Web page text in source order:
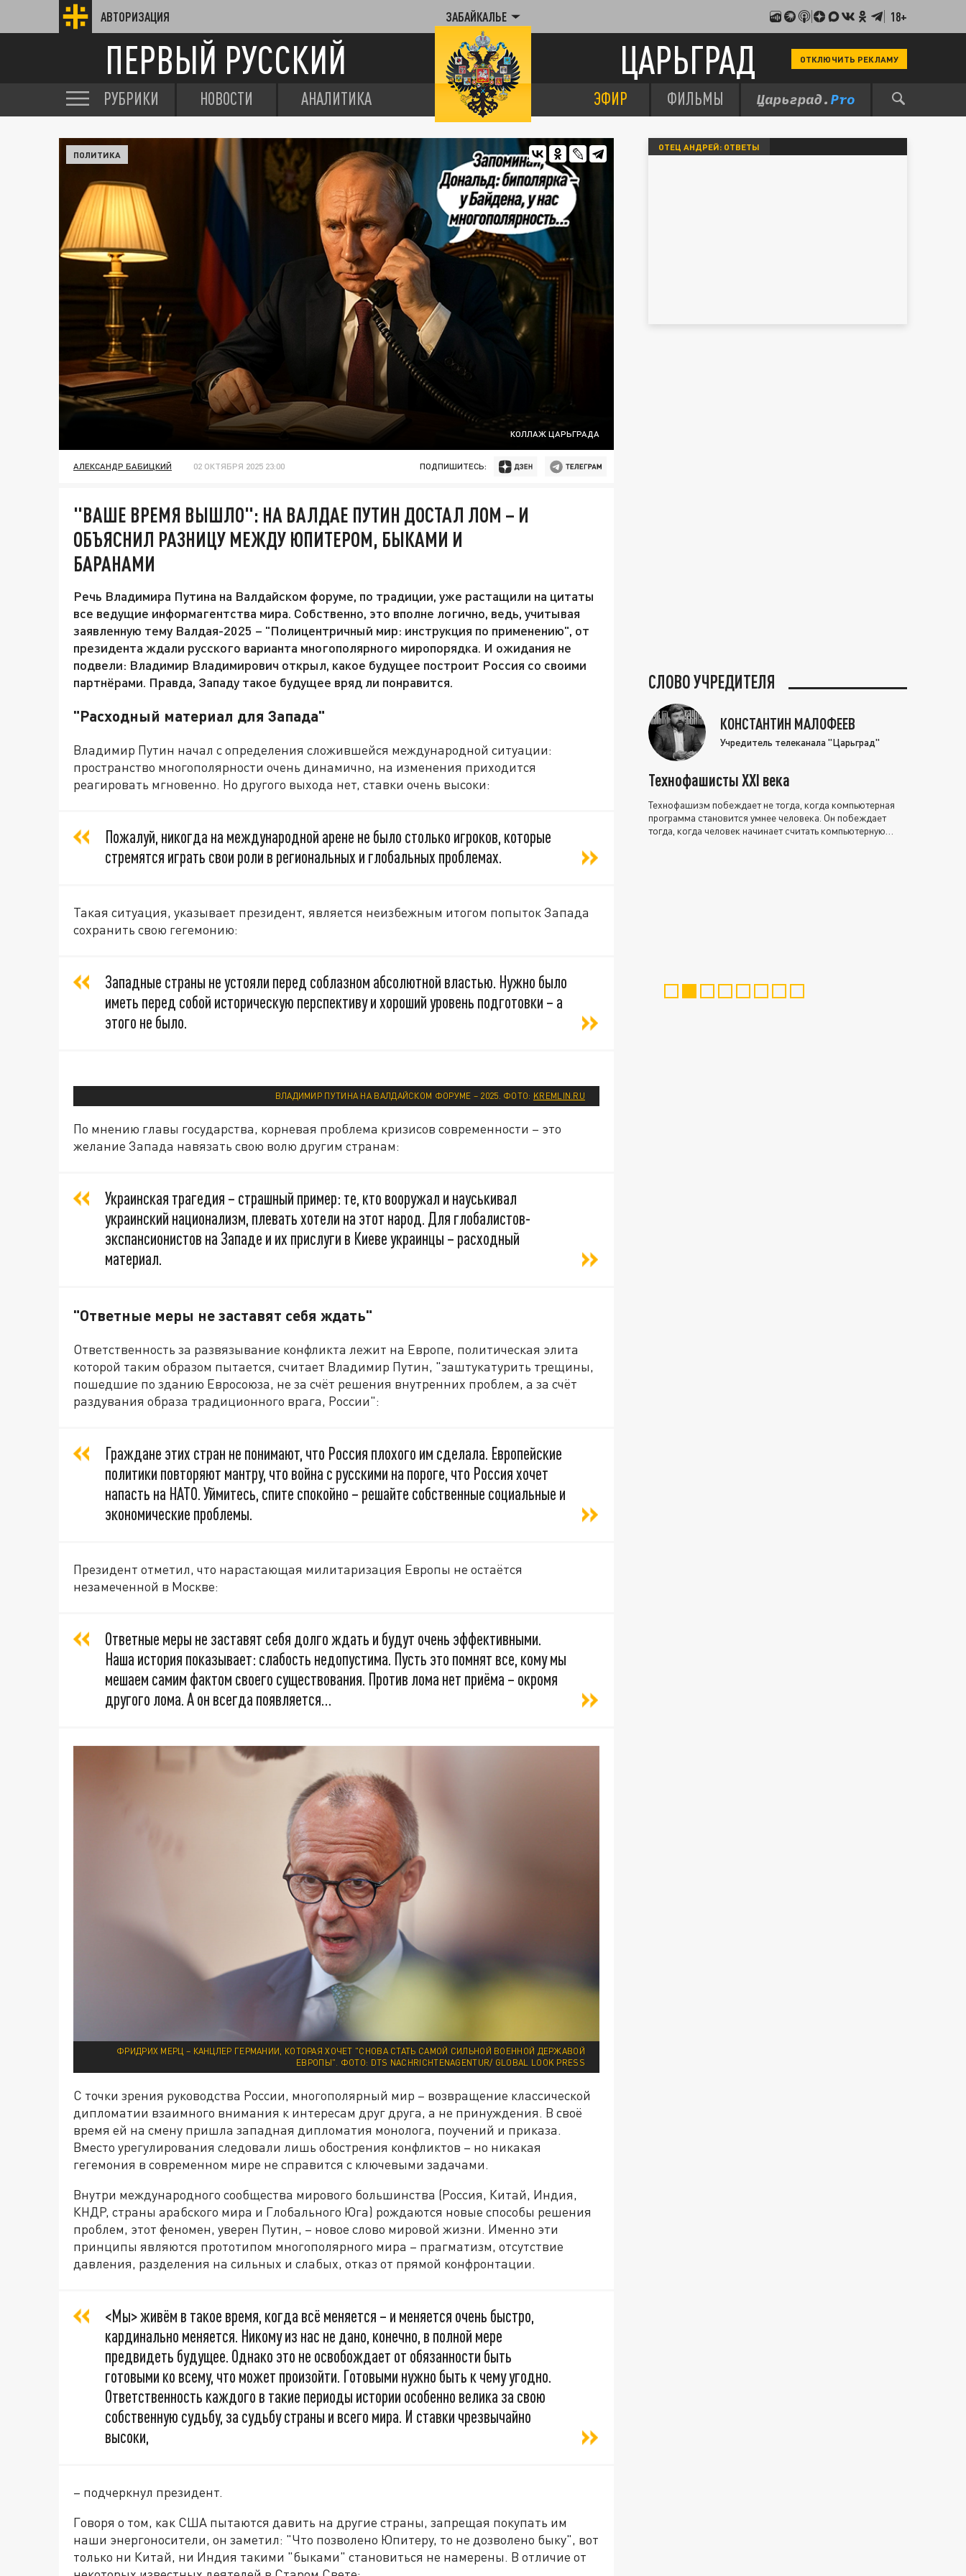
АВТОРИЗАЦИЯ ЗАБАЙКАЛЬЕ 18+
ПЕРВЫЙ РУССКИЙ ЦАРЬГРАД ОТКЛЮЧИТЬ РЕКЛАМУ
РУБРИКИ НОВОСТИ АНАЛИТИКА ЭФИР ФИЛЬМЫ
КОЛЛАЖ ЦАРЬГРАДА
ПОЛИТИКА
АЛЕКСАНДР БАБИЦКИЙ 02 ОКТЯБРЯ 2025 23:00 ПОДПИШИТЕСЬ:
"ВАШЕ ВРЕМЯ ВЫШЛО": НА ВАЛДАЕ ПУТИН ДОСТАЛ ЛОМ – И
ОБЪЯСНИЛ РАЗНИЦУ МЕЖДУ ЮПИТЕРОМ, БЫКАМИ И
БАРАНАМИ
Речь Владимира Путина на Валдайском форуме, по традиции, уже растащили на цитаты
все ведущие информагентства мира. Собственно, это вполне логично, ведь, учитывая
заявленную тему Валдая-2025 – "Полицентричный мир: инструкция по применению", от
президента ждали русского варианта многополярного миропорядка. И ожидания не
подвели: Владимир Владимирович открыл, какое будущее построит Россия со своими
партнёрами. Правда, Западу такое будущее вряд ли понравится.
"Расходный материал для Запада"
Владимир Путин начал с определения сложившейся международной ситуации:
пространство многополярности очень динамично, на изменения приходится
реагировать мгновенно. Но другого выхода нет, ставки очень высоки:
Пожалуй, никогда на международной арене не было столько игроков, которые
стремятся играть свои роли в региональных и глобальных проблемах.
Такая ситуация, указывает президент, является неизбежным итогом попыток Запада
сохранить свою гегемонию:
Западные страны не устояли перед соблазном абсолютной властью. Нужно было
иметь перед собой историческую перспективу и хороший уровень подготовки – а
этого не было.
ВЛАДИМИР ПУТИНА НА ВАЛДАЙСКОМ ФОРУМЕ – 2025. ФОТО: KREMLIN.RU
По мнению главы государства, корневая проблема кризисов современности – это
желание Запада навязать свою волю другим странам:
Украинская трагедия – страшный пример: те, кто вооружал и науськивал
украинский национализм, плевать хотели на этот народ. Для глобалистов-
экспансионистов на Западе и их прислуги в Киеве украинцы – расходный
материал.
"Ответные меры не заставят себя ждать"
Ответственность за развязывание конфликта лежит на Европе, политическая элита
которой таким образом пытается, считает Владимир Путин, "заштукатурить трещины,
пошедшие по зданию Евросоюза, не за счёт решения внутренних проблем, а за счёт
раздувания образа традиционного врага, России":
Граждане этих стран не понимают, что Россия плохого им сделала. Европейские
политики повторяют мантру, что война с русскими на пороге, что Россия хочет
напасть на НАТО. Уймитесь, спите спокойно – решайте собственные социальные и
экономические проблемы.
Президент отметил, что нарастающая милитаризация Европы не остаётся
незамеченной в Москве:
Ответные меры не заставят себя долго ждать и будут очень эффективными.
Наша история показывает: слабость недопустима. Пусть это помнят все, кому мы
мешаем самим фактом своего существования. Против лома нет приёма – окромя
другого лома. А он всегда появляется…
ФРИДРИХ МЕРЦ – КАНЦЛЕР ГЕРМАНИИ, КОТОРАЯ ХОЧЕТ "СНОВА СТАТЬ САМОЙ СИЛЬНОЙ ВОЕННОЙ ДЕРЖАВОЙ
ЕВРОПЫ". ФОТО: DTS NACHRICHTENAGENTUR/ GLOBAL LOOK PRESS
С точки зрения руководства России, многополярный мир – возвращение классической
дипломатии взаимного внимания к интересам друг друга, а не принуждения. В своё
время ей на смену пришла западная дипломатия монолога, поучений и приказа.
Вместо урегулирования следовали лишь обострения конфликтов – но никакая
гегемония в современном мире не справится с ключевыми задачами.
Внутри международного сообщества мирового большинства (Россия, Китай, Индия,
КНДР, страны арабского мира и Глобального Юга) рождаются новые способы решения
проблем, этот феномен, уверен Путин, – новое слово мировой жизни. Именно эти
принципы являются прототипом многополярного мира – прагматизм, отсутствие
давления, разделения на сильных и слабых, отказ от прямой конфронтации.
<Мы> живём в такое время, когда всё меняется – и меняется очень быстро,
кардинально меняется. Никому из нас не дано, конечно, в полной мере
предвидеть будущее. Однако это не освобождает от обязанности быть
готовыми ко всему, что может произойти. Готовыми нужно быть к чему угодно.
Ответственность каждого в такие периоды истории особенно велика за свою
собственную судьбу, за судьбу страны и всего мира. И ставки чрезвычайно
высоки,
– подчеркнул президент.
Говоря о том, как США пытаются давить на другие страны, запрещая покупать им
наши энергоносители, он заметил: "Что позволено Юпитеру, то не дозволено быку", вот
только ни Китай, ни Индия такими "быками" становиться не намерены. В отличие от
ОТЕЦ АНДРЕЙ: ОТВЕТЫ
СЛОВО УЧРЕДИТЕЛЯ
КОНСТАНТИН МАЛОФЕЕВ
Учредитель телеканала "Царьград"
Технофашисты XXI века
Технофашизм побеждает не тогда, когда компьютерная
программа становится умнее человека. Он побеждает
тогда, когда человек начинает считать компьютерную